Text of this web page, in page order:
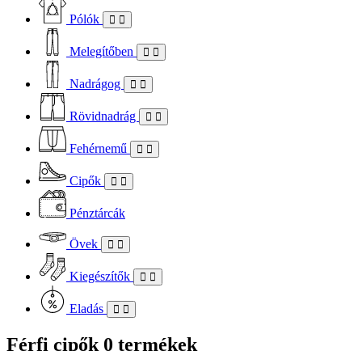
Pólók
Melegítőben
Nadrágog
Rövidnadrág
Fehérnemű
Cipők
Pénztárcák
Övek
Kiegészítők
Eladás
Férfi cipők 0 termékek